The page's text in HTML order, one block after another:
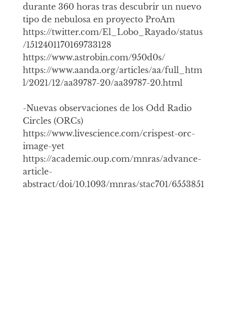
durante 360 horas tras descubrir un nuevo
tipo de nebulosa en proyecto ProAm
https://twitter.com/El_Lobo_Rayado/status
/1512401170169733128
https://www.astrobin.com/950d0s/
https://www.aanda.org/articles/aa/full_htm
l/2021/12/aa39787-20/aa39787-20.html
-Nuevas observaciones de los Odd Radio
Circles (ORCs)
https://www.livescience.com/crispest-orc-
image-yet
https://academic.oup.com/mnras/advance-
article-
abstract/doi/10.1093/mnras/stac701/6553851